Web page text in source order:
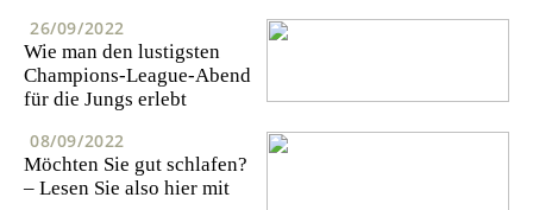
26/09/2022
Wie man den lustigsten
Champions-League-Abend
für die Jungs erlebt
08/09/2022
Möchten Sie gut schlafen?
– Lesen Sie also hier mit